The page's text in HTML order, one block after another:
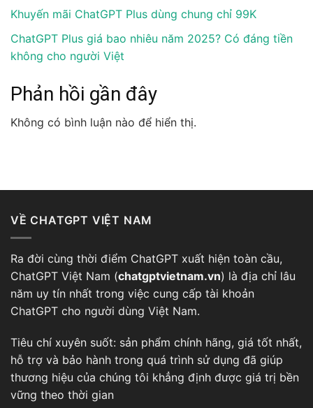
Khuyến mãi ChatGPT Plus dùng chung chỉ 99K
ChatGPT Plus giá bao nhiêu năm 2025? Có đáng tiền
không cho người Việt
Phản hồi gần đây
Không có bình luận nào để hiển thị.
VỀ CHATGPT VIỆT NAM
Ra đời cùng thời điểm ChatGPT xuất hiện toàn cầu,
ChatGPT Việt Nam (chatgptvietnam.vn) là địa chỉ lâu
năm uy tín nhất trong việc cung cấp tài khoản
ChatGPT cho người dùng Việt Nam.
Tiêu chí xuyên suốt: sản phẩm chính hãng, giá tốt nhất,
hỗ trợ và bảo hành trong quá trình sử dụng đã giúp
thương hiệu của chúng tôi khẳng định được giá trị bền
vững theo thời gian